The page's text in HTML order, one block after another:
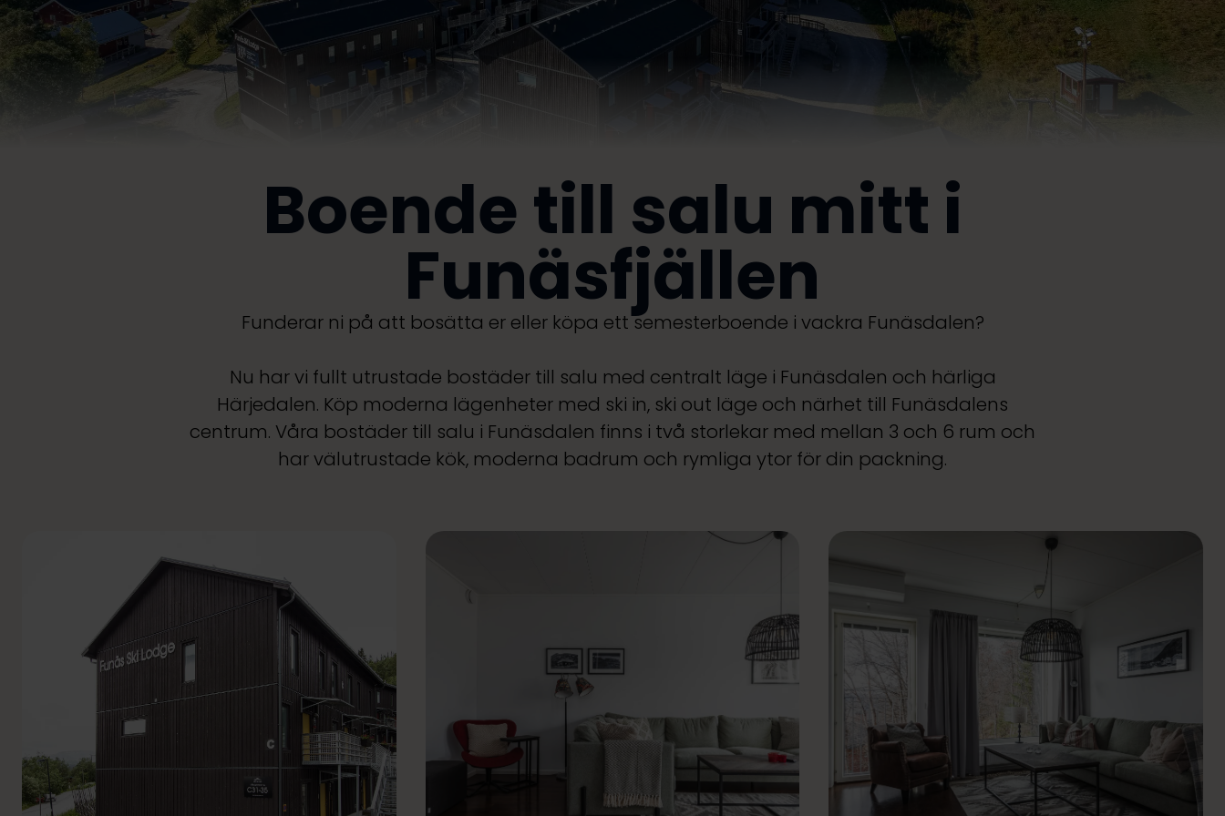
Boende till salu mitt i
Funäsfjällen
Funderar ni på att bosätta er eller köpa ett semesterboende i vackra Funäsdalen?
Nu har vi fullt utrustade bostäder till salu med centralt läge i Funäsdalen och härliga
Härjedalen. Köp moderna lägenheter med ski in, ski out läge och närhet till Funäsdalens
centrum. Våra bostäder till salu i Funäsdalen finns i två storlekar med mellan 3 och 6 rum och
har välutrustade kök, moderna badrum och rymliga ytor för din packning.